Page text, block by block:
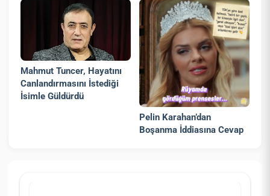
Mahmut Tuncer, Hayatını
Canlandırmasını İstediği
İsimle Güldürdü
Pelin Karahan’dan
Boşanma İddiasına Cevap